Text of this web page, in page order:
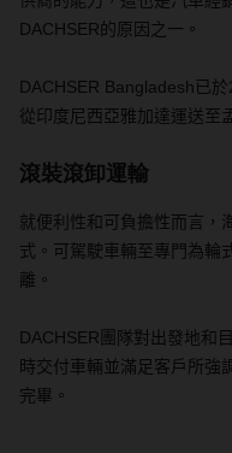
DACHSER的原因之一。
DACHSER Bangladesh已於
從印度尼西亞雅加達運送至
滾裝滾卸運輸
就便利性和可負擔性而言，
式。可駕駛車輛至專門為輪
離。
DACHSER 團隊對出發地和
時交付車輛並滿足客戶所強
完畢。